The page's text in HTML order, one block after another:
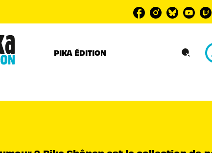
PIKA ÉDITION